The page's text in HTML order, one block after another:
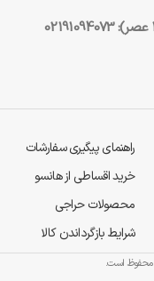
راهنمای پیگیری سفارشات
خرید اقساطی از هانسو
محصولات حراجی
شرایط بازگرداندن کالا
02191094073
محفوظ است.